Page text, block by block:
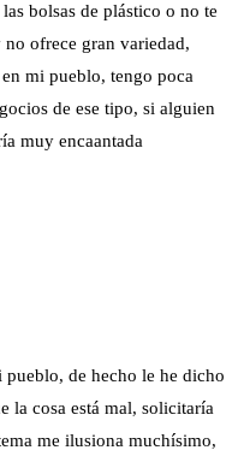
bolsas de plástico o no te
ofrece gran variedad,
mi pueblo, tengo poca
de ese tipo, si alguien
muy encaantada
de hecho le he dicho
la cosa está mal, solicitaría
me ilusiona muchísimo,